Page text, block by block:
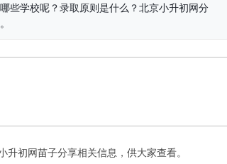
些学校呢？录取原则是什么？北京小升初网分
初网苗子分享相关信息，供大家查看。